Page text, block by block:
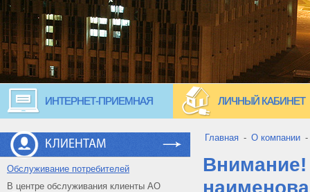
ИНТЕРНЕТ-ПРИЕМНАЯ ЛИЧНЫЙ КАБИНЕТ
КЛИЕНТАМ
Обслуживание потребителей
В центре обслуживания клиенты АО
Главная - О компании -